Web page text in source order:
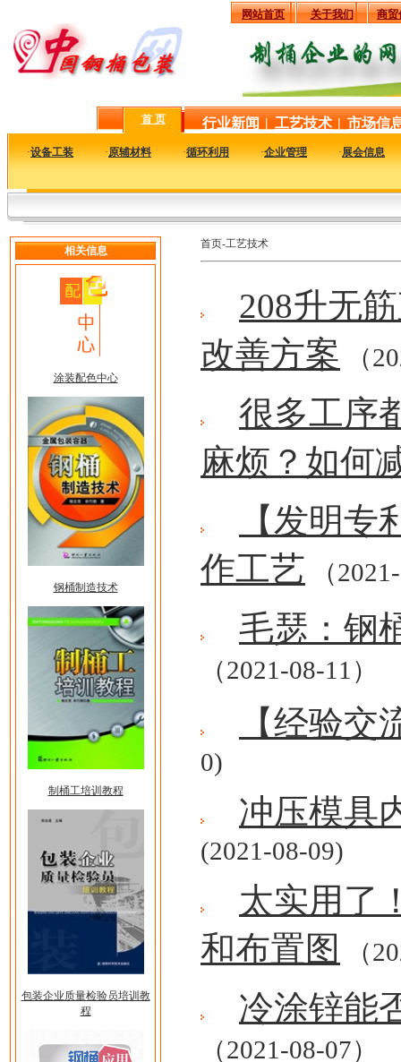
网站首页 关于我们 商贸
首 页 行业新闻 | 工艺技术 | 市场信
·设备工装 ·原辅材料 ·循环利用 ·企业管理 ·展会信息
相关信息
涂装配色中心
钢桶制造技术
制桶工培训教程
包装企业质量检验员培训教
程
首页-工艺技术
208升无
改善方案 （
很多工序
麻烦？如何
【发明
作工艺 （
毛瑟：钢
（2021-08-11）
【经验
0)
冲压模具
(2021-08-09)
太实用了
和布置图
（
冷涂锌能
（2021-08-07）